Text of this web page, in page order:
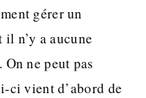
gérer un
n’y a aucune
ne peut pas
ci vient d’abord de